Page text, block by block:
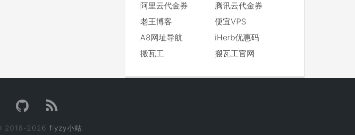
阿里云代金券
腾讯云代金券
老王博客
便宜VPS
A8网址导航
iHerb优惠码
搬瓦工
搬瓦工官网
2016-2026 flyzy小站